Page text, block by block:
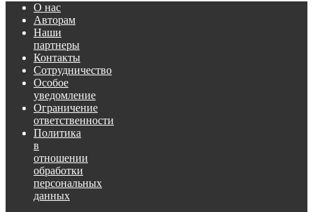
О нас
Авторам
Наши
партнеры
Контакты
Сотрудничество
Особое
уведомление
Ограничение
ответственности
Политика
в
отношении
обработки
персональных
данных